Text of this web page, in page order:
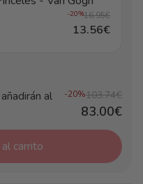
-20%16.95€
13.56€
al
-20%103.74€
83.00€
carrito